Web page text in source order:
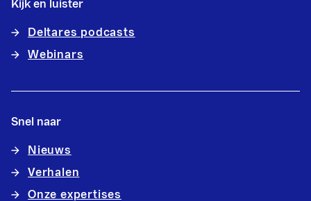
Kijk en luister
Deltares podcasts
Webinars
Snel naar
Nieuws
Verhalen
Onze expertises